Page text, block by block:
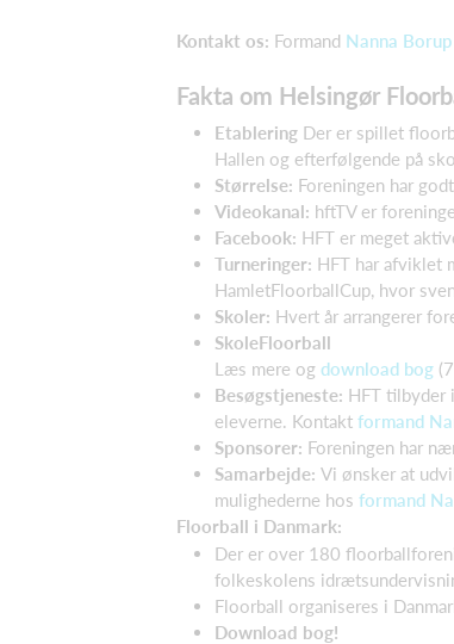
Kontakt os: Formand Nanna
Fakta om Helsingør
Etablering Der er spillet
Hallen og efterfølgende på
Størrelse: Foreningen har
Videokanal: hftTV er
Facebook: HFT er meget
Turneringer: HFT har afviklet
HamletFloorballCup, hvor
Skoler: Hvert år arrangerer
SkoleFloorball
Læs mere og download bog
Besøgstjeneste: HFT tilbyder
eleverne. Kontakt formand
Sponsorer: Foreningen har
Samarbejde: Vi ønsker at
mulighederne hos formand
Floorball i Danmark:
Der er over 180
folkeskolens
Floorball organiseres i
Download bog!